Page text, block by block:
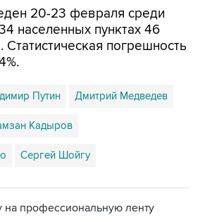
20-23 февраля среди
населенных пунктах 46
Статистическая погрешность
Путин Дмитрий Медведев
Кадыров
Сергей Шойгу
на профессиональную ленту